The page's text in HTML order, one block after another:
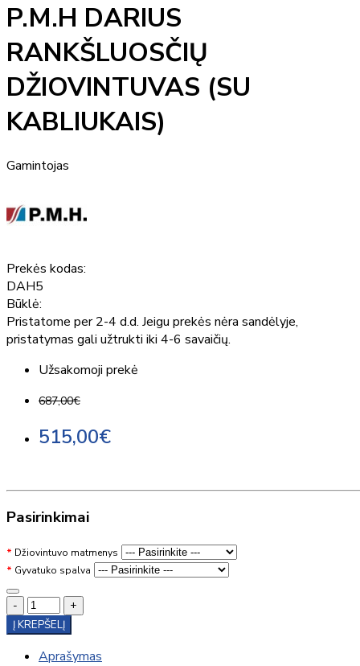
P.M.H DARIUS
RANKŠLUOSČIŲ
DŽIOVINTUVAS (SU
KABLIUKAIS)
Gamintojas
Prekės kodas:
DAH5
Būklė:
Pristatome per 2-4 d.d. Jeigu prekės nėra sandėlyje,
pristatymas gali užtrukti iki 4-6 savaičių.
Užsakomoji prekė
687,00€
515,00€
Pasirinkimai
Džiovintuvo matmenys
Gyvatuko spalva
-
+
Į KREPŠELĮ
Aprašymas